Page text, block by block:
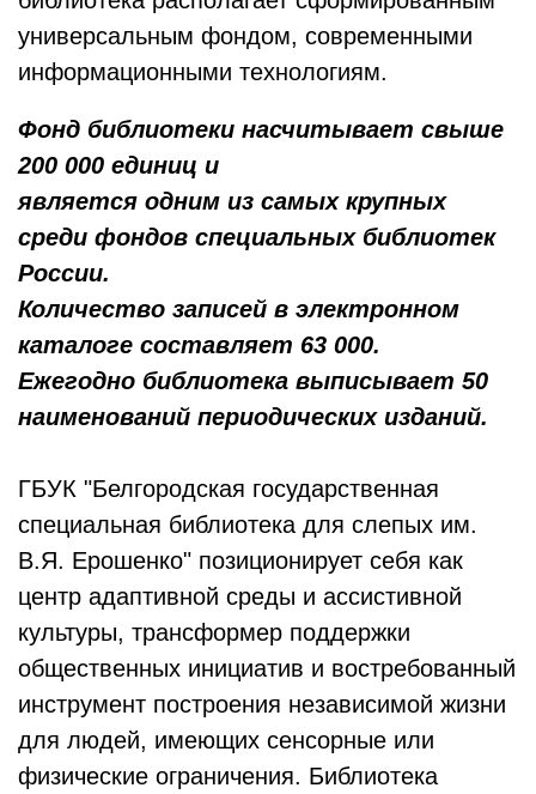
универсальным фондом, современными
информационными технологиям.
Фонд библиотеки насчитывает свыше
200 000 единиц и
является одним из самых крупных
среди фондов специальных библиотек
России.
Количество записей в электронном
каталоге составляет 63 000.
Ежегодно библиотека выписывает 50
наименований периодических изданий.
ГБУК "Белгородская государственная
специальная библиотека для слепых им.
В.Я. Ерошенко" позиционирует себя как
центр адаптивной среды и ассистивной
культуры, трансформер поддержки
общественных инициатив и востребованный
инструмент построения независимой жизни
для людей, имеющих сенсорные или
физические ограничения. Библиотека